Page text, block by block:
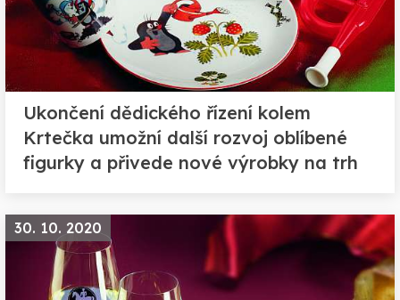
Ukončení dědického řízení kolem
Krtečka umožní další rozvoj oblíbené
figurky a přivede nové výrobky na trh
30. 10. 2020